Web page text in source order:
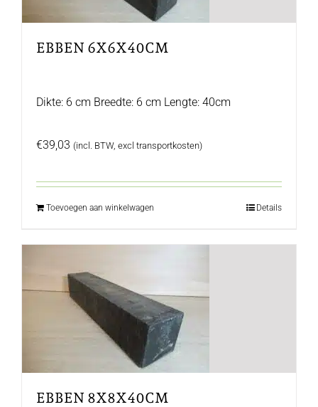
EBBEN 6X6X40CM
Dikte: 6 cm Breedte: 6 cm Lengte: 40cm
€39,03 (incl. BTW, excl transportkosten)
Toevoegen aan winkelwagen Details
EBBEN 8X8X40CM